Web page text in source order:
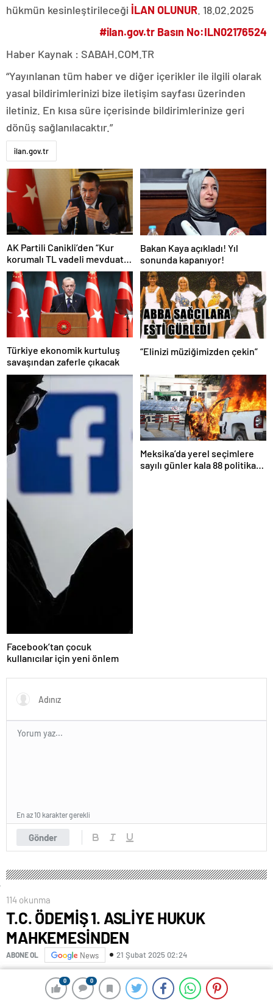
0 0
hükmün kesinleştirileceği İLAN OLUNUR . 18.02.2025
#ilan.gov.tr Basın No:ILN02176524
Haber Kaynak : SABAH.COM.TR
“Yayınlanan tüm haber ve diğer içerikler ile ilgili olarak
yasal bildirimlerinizi bize iletişim sayfası üzerinden
iletiniz. En kısa süre içerisinde bildirimlerinize geri
dönüş sağlanılacaktır.”
ilan.gov.tr
AK Partili Canikli’den “Kur
korumalı TL vadeli mevduat
sistemi” açıklaması!
Bakan Kaya açıkladı! Yıl
sonunda kapanıyor!
Türkiye ekonomik kurtuluş
savaşından zaferle çıkacak
“Elinizi müziğimizden çekin”
Facebook’tan çocuk
kullanıcılar için yeni önlem
Meksika’da yerel seçimlere
sayılı günler kala 88 politikacı
Gönder
En az 10 karakter gerekli
114 okunma
T.C. ÖDEMİŞ 1. ASLİYE HUKUK
MAHKEMESİNDEN
ABONE OL News 21 Şubat 2025 02:24
0 0
T.C. ÖDEMİŞ 1. ASLİYE HUKUK MAHKEMESİNDEN